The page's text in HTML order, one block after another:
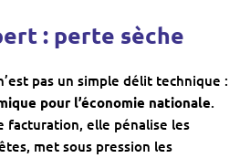
: perte sèche
pas un simple délit technique :
pour l’économie nationale.
facturation, elle pénalise les
met sous pression les